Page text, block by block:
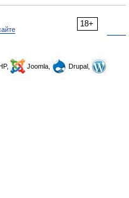
18+
Joomla,
Drupal,